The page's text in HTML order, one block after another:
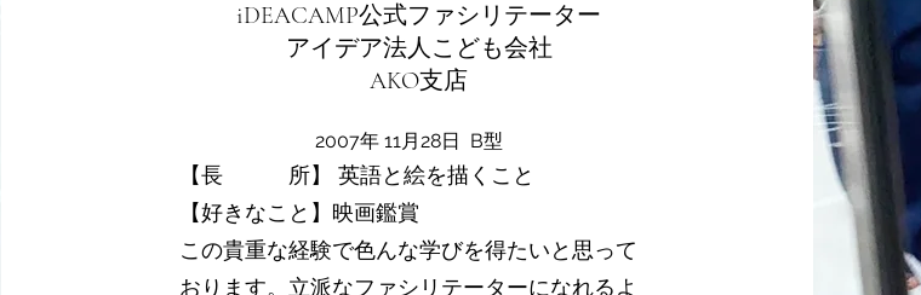
iDEACAMP公式ファシリテーター
アイデア法人こども会社
​AKO支店
2007年 11月28日 B型
【長 所】 英語と絵を描くこと
【好きなこと】映画鑑賞
この貴重な経験で色んな学びを得たいと思って
おります。立派なファシリテーターになれるよ